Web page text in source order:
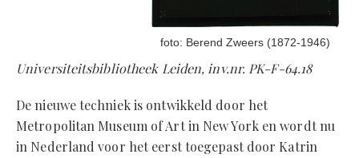
‍foto: Berend Zweers (1872-1946)
Universiteitsbibliotheek Leiden, inv.nr. PK-F-64.18
De nieuwe techniek is ontwikkeld door het
Metropolitan Museum of Art in New York en wordt nu
in Nederland voor het eerst toegepast door Katrin